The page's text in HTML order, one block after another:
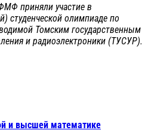
приняли участие в
студенческой олимпиаде по
Томским государственным
и радиоэлектроники (ТУСУР).
и высшей математике